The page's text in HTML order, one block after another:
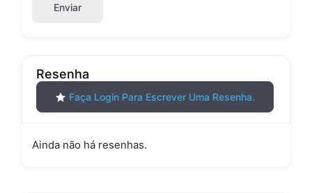
Enviar
Resenha
Faça Login Para Escrever Uma Resenha.
Ainda não há resenhas.